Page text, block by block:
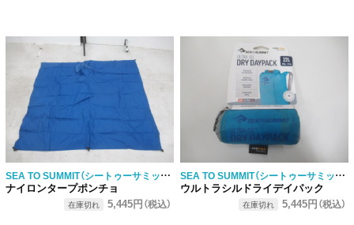
SEA TO SUMMIT（シートゥーサミット）
ナイロンタープポンチョ
在庫切れ 5,445円（税込）
SEA TO SUMMIT（シートゥーサミット）
ウルトラシルドライデイパック
在庫切れ 5,445円（税込）